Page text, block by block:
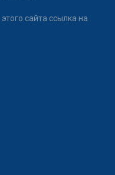
сайта ссылка на